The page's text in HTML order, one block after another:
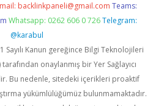
backlinkpaneli@gmail.com Teams:
Whatsapp: 0262 606 0 726 Telegram:
@karabul
Sayılı Kanun gereğince Bilgi Teknolojileri
onaylanmış bir Yer Sağlayıcı
Bu nedenle, sitedeki içerikleri proaktif
yükümlülüğümüz bulunmamaktadır.